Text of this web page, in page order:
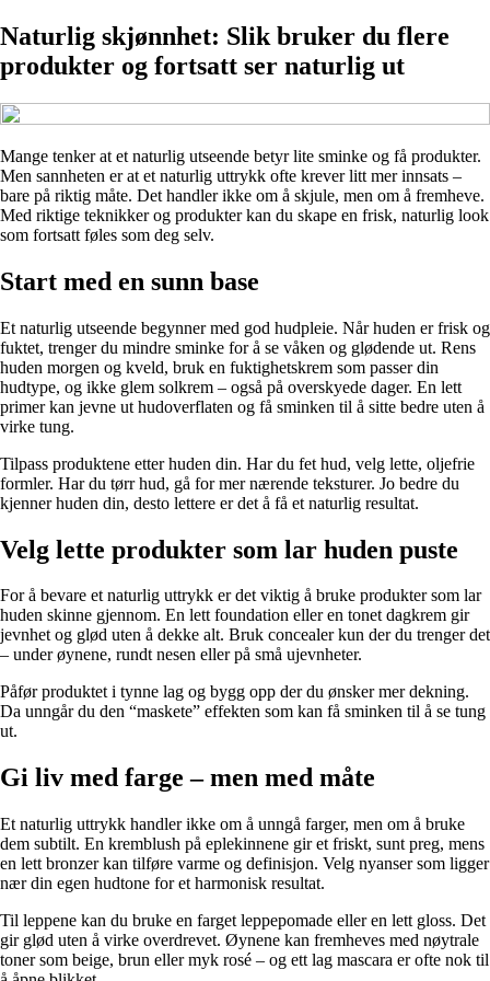
Naturlig skjønnhet: Slik bruker du flere
produkter og fortsatt ser naturlig ut
Mange tenker at et naturlig utseende betyr lite sminke og få produkter.
Men sannheten er at et naturlig uttrykk ofte krever litt mer innsats –
bare på riktig måte. Det handler ikke om å skjule, men om å fremheve.
Med riktige teknikker og produkter kan du skape en frisk, naturlig look
som fortsatt føles som deg selv.
Start med en sunn base
Et naturlig utseende begynner med god hudpleie. Når huden er frisk og
fuktet, trenger du mindre sminke for å se våken og glødende ut. Rens
huden morgen og kveld, bruk en fuktighetskrem som passer din
hudtype, og ikke glem solkrem – også på overskyede dager. En lett
primer kan jevne ut hudoverflaten og få sminken til å sitte bedre uten å
virke tung.
Tilpass produktene etter huden din. Har du fet hud, velg lette, oljefrie
formler. Har du tørr hud, gå for mer nærende teksturer. Jo bedre du
kjenner huden din, desto lettere er det å få et naturlig resultat.
Velg lette produkter som lar huden puste
For å bevare et naturlig uttrykk er det viktig å bruke produkter som lar
huden skinne gjennom. En lett foundation eller en tonet dagkrem gir
jevnhet og glød uten å dekke alt. Bruk concealer kun der du trenger det
– under øynene, rundt nesen eller på små ujevnheter.
Påfør produktet i tynne lag og bygg opp der du ønsker mer dekning.
Da unngår du den “maskete” effekten som kan få sminken til å se tung
ut.
Gi liv med farge – men med måte
Et naturlig uttrykk handler ikke om å unngå farger, men om å bruke
dem subtilt. En kremblush på eplekinnene gir et friskt, sunt preg, mens
en lett bronzer kan tilføre varme og definisjon. Velg nyanser som ligger
nær din egen hudtone for et harmonisk resultat.
Til leppene kan du bruke en farget leppepomade eller en lett gloss. Det
gir glød uten å virke overdrevet. Øynene kan fremheves med nøytrale
toner som beige, brun eller myk rosé – og ett lag mascara er ofte nok til